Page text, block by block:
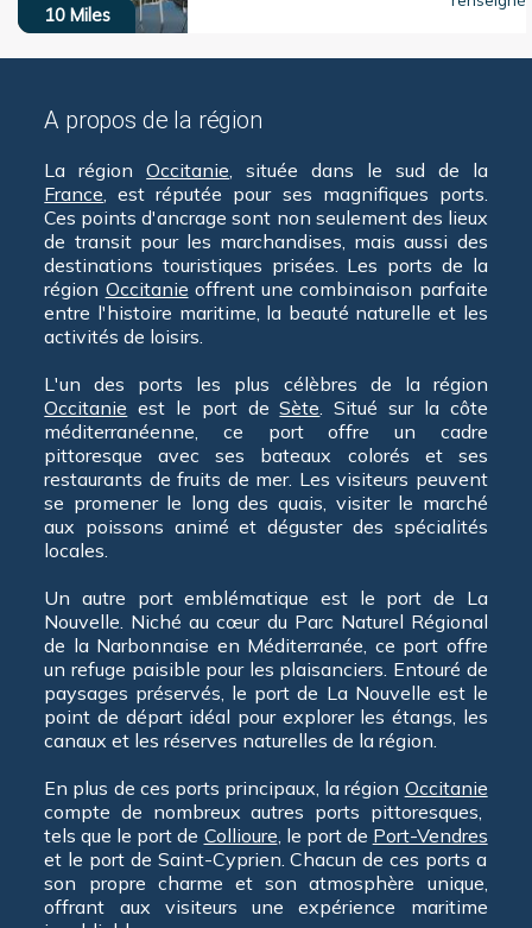
10 Miles
A propos de la région
La régionOccitanie, située dans le sud de la
France, est réputée pour ses magnifiques ports.
Ces points d'ancrage sont non seulement des lieux
de transit pour les marchandises, mais aussi des
destinations touristiques prisées. Les ports de la
région Occitanie offrent une combinaison parfaite
entre l'histoire maritime, la beauté naturelle et les
activités de loisirs.
L'un des ports les plus célèbres de la région
Occitanie est le port deSète. Situé sur la côte
méditerranéenne, ce port offre un cadre
pittoresque avec ses bateaux colorés et ses
restaurants de fruits de mer. Les visiteurs peuvent
se promener le long des quais, visiter le marché
aux poissons animé et déguster des spécialités
locales.
Un autre port emblématique est le port de La
Nouvelle. Niché au cœur du Parc Naturel Régional
de la Narbonnaise en Méditerranée, ce port offre
un refuge paisible pour les plaisanciers. Entouré de
paysages préservés, le port de La Nouvelle est le
point de départ idéal pour explorer les étangs, les
canaux et les réserves naturelles de la région.
En plus de ces ports principaux, la région Occitanie
compte de nombreux autres ports pittoresques,
tels que le port de Collioure, le port de Port-Vendres
et le port de Saint-Cyprien. Chacun de ces ports a
son propre charme et son atmosphère unique,
offrant aux visiteurs une expérience maritime